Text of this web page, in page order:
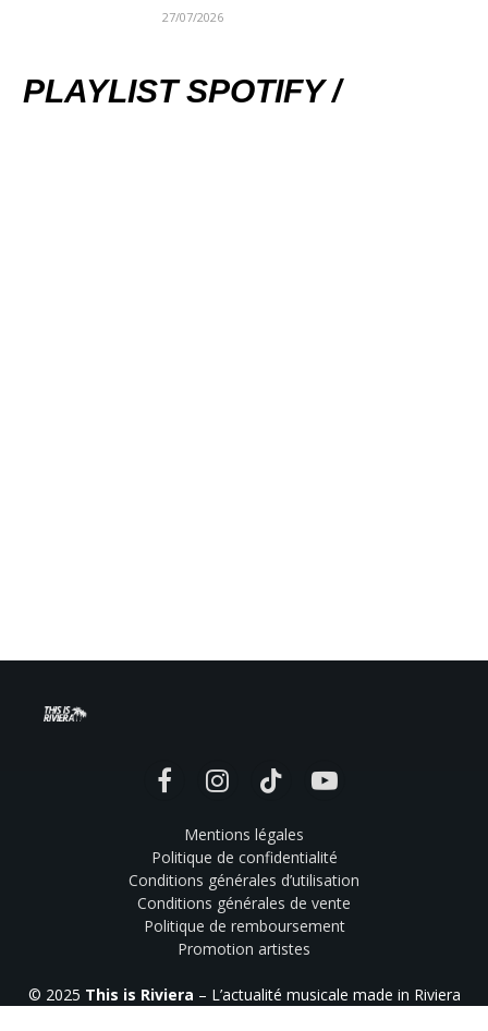
27/07/2026
PLAYLIST SPOTIFY /
FacebookInstagramTikTok YouTube
Mentions légales
Politique de confidentialité
Conditions générales d’utilisation
Conditions générales de vente
Politique de remboursement
Promotion artistes
© 2025 This is Riviera – L’actualité musicale made in Riviera